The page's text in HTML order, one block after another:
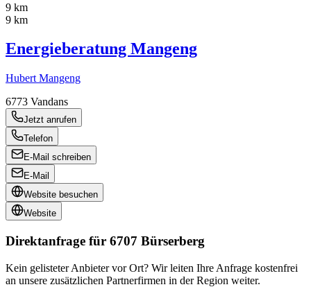
9 km
9 km
Energieberatung Mangeng
Hubert Mangeng
6773 Vandans
Jetzt anrufen
Telefon
E-Mail schreiben
E-Mail
Website besuchen
Website
Direktanfrage für 6707 Bürserberg
Kein gelisteter Anbieter vor Ort? Wir leiten Ihre Anfrage kostenfrei
an unsere zusätzlichen Partnerfirmen in der Region weiter.